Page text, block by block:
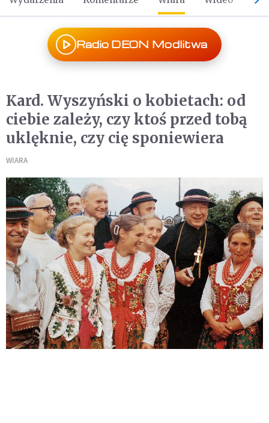
Radio DEON Modlitwa
Kard. Wyszyński o kobietach: od
ciebie zależy, czy ktoś przed tobą
uklęknie, czy cię sponiewiera
WIARA